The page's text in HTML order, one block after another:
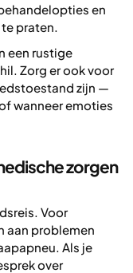
en
praten.
een rustige
Zorg er ook voor
zijn —
wanneer emoties
zorgen
Voor
aan problemen
Als je
over